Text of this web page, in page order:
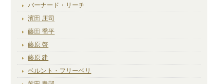
バーナード・リーチ
濱田 庄司
藤田 喬平
藤原 啓
藤原 建
ベルント・フリーベリ